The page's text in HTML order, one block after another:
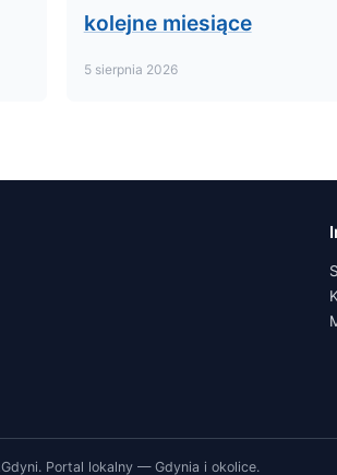
kolejne miesiące
5 sierpnia 2026
Portal lokalny — Gdynia i okolice.